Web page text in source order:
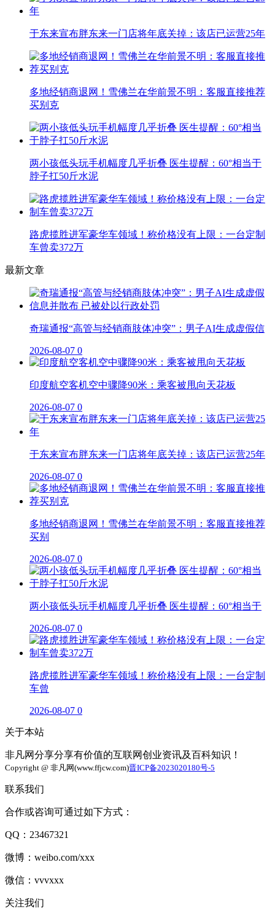
于东来宣布胖东来一门店将年底关掉：该店已运营25年
多地经销商退网！雪佛兰在华前景不明：客服直接推荐
买别克
两小孩低头玩手机幅度几乎折叠 医生提醒：60°相当于
脖子扛50斤水泥
路虎揽胜进军豪华车领域！称价格没有上限：一台定制
车曾卖372万
最新文章
奇瑞通报“高管与经销商肢体冲突”：男子AI生成虚假信
2026-08-07 0
印度航空客机空中骤降90米：乘客被甩向天花板
2026-08-07 0
于东来宣布胖东来一门店将年底关掉：该店已运营25年
2026-08-07 0
多地经销商退网！雪佛兰在华前景不明：客服直接推荐
买别
2026-08-07 0
两小孩低头玩手机幅度几乎折叠 医生提醒：60°相当于
2026-08-07 0
路虎揽胜进军豪华车领域！称价格没有上限：一台定制
车曾
2026-08-07 0
关于本站
非凡网分享分享有价值的互联网创业资讯及百科知识！
Copyright @ 非凡网(www.ffjcw.com)晋ICP备2023020180号-5
联系我们
合作或咨询可通过如下方式：
QQ：23467321
微博：weibo.com/xxx
微信：vvvxxx
关注我们